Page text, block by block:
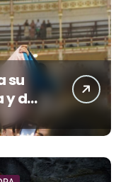
su
y dos